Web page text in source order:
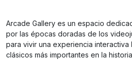
Arcade Gallery es un espacio
por las épocas doradas de los
para vivir una experiencia interactiva
clásicos más importantes en la